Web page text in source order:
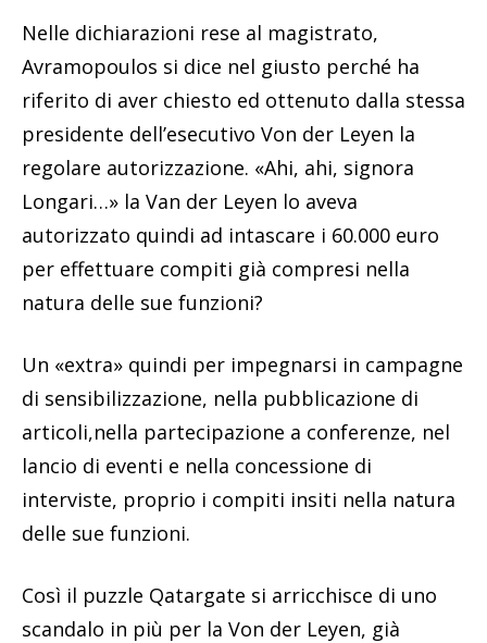
Nelle dichiarazioni rese al magistrato,
Avramopoulos si dice nel giusto perché ha
riferito di aver chiesto ed ottenuto dalla stessa
presidente dell’esecutivo Von der Leyen la
regolare autorizzazione. «Ahi, ahi, signora
Longari…» la Van der Leyen lo aveva
autorizzato quindi ad intascare i 60.000 euro
per effettuare compiti già compresi nella
natura delle sue funzioni?
Un «extra» quindi per impegnarsi in campagne
di sensibilizzazione, nella pubblicazione di
articoli,nella partecipazione a conferenze, nel
lancio di eventi e nella concessione di
interviste, proprio i compiti insiti nella natura
delle sue funzioni.
Così il puzzle Qatargate si arricchisce di uno
scandalo in più per la Von der Leyen, già